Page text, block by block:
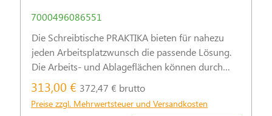
7000496086551
Die Schreibtische PRAKTIKA bieten für nahezu
jeden Arbeitsplatzwunsch die passende Lösung.
Die Arbeits- und Ablageflächen können durch
praktische Stand- und Rollcontainer sinnvoll
ergänzt werden.
313,00 € 372,47 € brutto
Preise zzgl. Mehrwertsteuer und Versandkosten